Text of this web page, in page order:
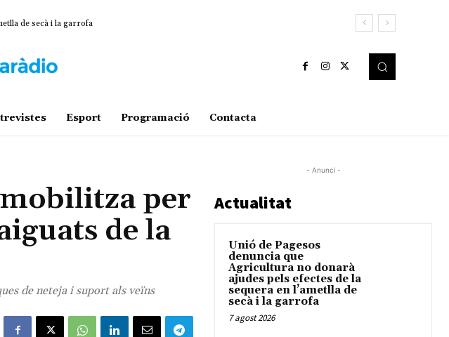
de secà i la garrofa
Esport Programació Contacta
per
de la
de neteja i suport als veïns
- Anunci -
Actualitat
Unió de Pagesos
denuncia que
Agricultura no donarà
ajudes pels efectes de la
sequera en l’ametlla de
secà i la garrofa
7 agost 2026